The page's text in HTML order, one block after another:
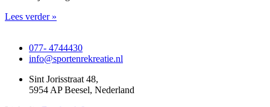
Lees verder »
077- 4744430
info@sportenrekreatie.nl
Sint Jorisstraat 48,
5954 AP Beesel, Nederland